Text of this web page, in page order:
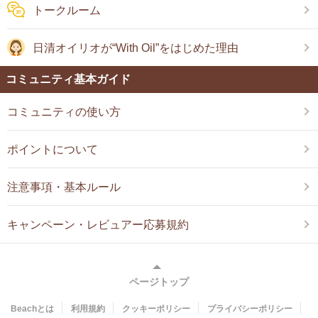
トークルーム
日清オイリオが“With Oil”をはじめた理由
コミュニティ基本ガイド
コミュニティの使い方
ポイントについて
注意事項・基本ルール
キャンペーン・レビュアー応募規約
ページトップ
Beachとは 利用規約 クッキーポリシー プライバシーポリシー